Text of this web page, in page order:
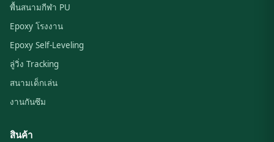
พื้นสนามกีฬา PU
Epoxy โรงงาน
Epoxy Self-Leveling
ลู่วิ่ง Tracking
สนามเด็กเล่น
งานกันซึม
สินค้า